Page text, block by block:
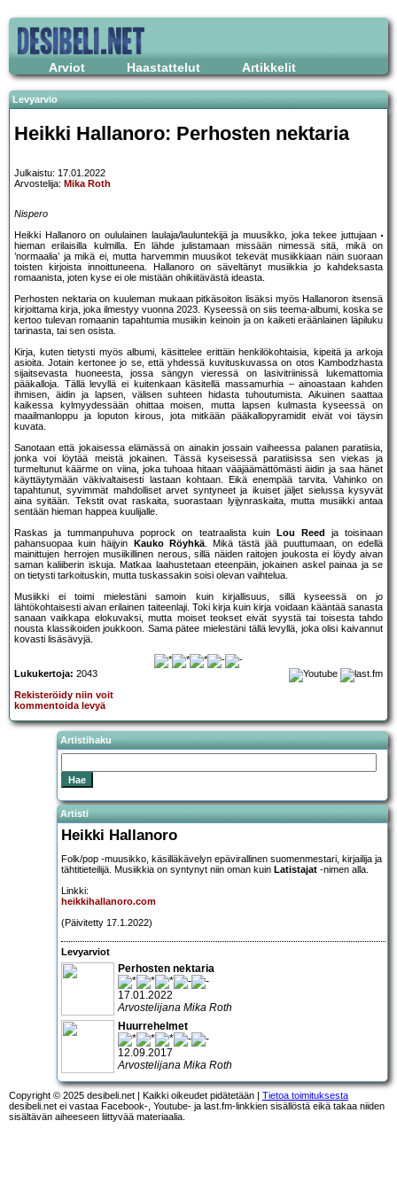
Arviot Haastattelut Artikkelit
Levyarvio
Heikki Hallanoro: Perhosten nektaria
Julkaistu: 17.01.2022
Arvostelija: Mika Roth
Nispero
Heikki Hallanoro on oululainen laulaja/lauluntekijä ja muusikko, joka tekee juttujaan
hieman erilaisilla kulmilla. En lähde julistamaan missään nimessä sitä, mikä on
’normaalia’ ja mikä ei, mutta harvemmin muusikot tekevät musiikkiaan näin suoraan
toisten kirjoista innoittuneena. Hallanoro on säveltänyt musiikkia jo kahdeksasta
romaanista, joten kyse ei ole mistään ohikiitävästä ideasta.
Perhosten nektaria on kuuleman mukaan pitkäsoiton lisäksi myös Hallanoron itsensä
kirjoittama kirja, joka ilmestyy vuonna 2023. Kyseessä on siis teema-albumi, koska se
kertoo tulevan romaanin tapahtumia musiikin keinoin ja on kaiketi eräänlainen läpiluku
tarinasta, tai sen osista.
Kirja, kuten tietysti myös albumi, käsittelee erittäin henkilökohtaisia, kipeitä ja arkoja
asioita. Jotain kertonee jo se, että yhdessä kuvituskuvassa on otos Kambodzhasta
sijaitsevasta huoneesta, jossa sängyn vieressä on lasivitriinissä lukemattomia
pääkalloja. Tällä levyllä ei kuitenkaan käsitellä massamurhia – ainoastaan kahden
ihmisen, äidin ja lapsen, välisen suhteen hidasta tuhoutumista. Aikuinen saattaa
kaikessa kylmyydessään ohittaa moisen, mutta lapsen kulmasta kyseessä on
maailmanloppu ja loputon kirous, jota mitkään pääkallopyramidit eivät voi täysin
kuvata.
Sanotaan että jokaisessa elämässä on ainakin jossain vaiheessa palanen paratiisia,
jonka voi löytää meistä jokainen. Tässä kyseisessä paratiisissa sen viekas ja
turmeltunut käärme on viina, joka tuhoaa hitaan vääjäämättömästi äidin ja saa hänet
käyttäytymään väkivaltaisesti lastaan kohtaan. Eikä enempää tarvita. Vahinko on
tapahtunut, syvimmät mahdolliset arvet syntyneet ja ikuiset jäljet sielussa kysyvät
aina syitään. Tekstit ovat raskaita, suorastaan lyijynraskaita, mutta musiikki antaa
sentään hieman happea kuulijalle.
Raskas ja tummanpuhuva poprock on teatraalista kuin
Lou Reed
ja toisinaan
pahansuopaa kuin häijyin
Kauko Röyhkä. Mikä tästä jää puuttumaan, on edellä
mainittujen herrojen musiikillinen nerous, sillä näiden raitojen joukosta ei löydy aivan
saman kaliiberin iskuja. Matkaa laahustetaan eteenpäin, jokainen askel painaa ja se
on tietysti tarkoituskin, mutta tuskassakin soisi olevan vaihtelua.
Musiikki ei toimi mielestäni samoin kuin kirjallisuus, sillä kyseessä on jo
lähtökohtaisesti aivan erilainen taiteenlaji. Toki kirja kuin kirja voidaan kääntää sanasta
sanaan vaikkapa elokuvaksi, mutta moiset teokset eivät syystä tai toisesta tahdo
nousta klassikoiden joukkoon. Sama pätee mielestäni tällä levyllä, joka olisi kaivannut
kovasti lisäsävyjä.
Lukukertoja: 2043
Rekisteröidy niin voit
kommentoida levyä
Artistihaku
Artisti
Heikki Hallanoro
Folk/pop -muusikko, käsilläkävelyn epävirallinen suomenmestari, kirjailija ja
tähtitieteilijä. Musiikkia on syntynyt niin oman kuin Latistajat -nimen alla.
Linkki:
heikkihallanoro.com
(Päivitetty 17.1.2022)
Levyarviot
Perhosten nektaria
17.01.2022
Arvostelijana Mika Roth
Huurrehelmet
12.09.2017
Arvostelijana Mika Roth
Copyright © 2025 desibeli.net | Kaikki oikeudet pidätetään | Tietoa toimituksesta
desibeli.net ei vastaa Facebook-, Youtube- ja last.fm-linkkien sisällöstä eikä takaa niiden
sisältävän aiheeseen liittyvää materiaalia.